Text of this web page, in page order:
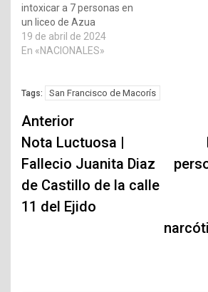
intoxicar a 7 personas en
un liceo de Azua
19 de abril de 2024
En «NACIONALES»
Tags: San Francisco de Macorís
Navegación
de
entradas
Anterior
Nota Luctuosa |
Fallecio Juanita Diaz
de Castillo de la calle
11 del Ejido